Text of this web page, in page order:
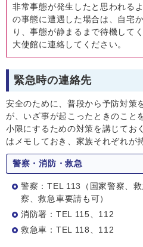
⾮常事態が発⽣したと思われる
の事態に遭遇した場合は、⾃宅
り、事態が静まるまで待機して
⼤使館に連絡してください。
緊急時の連絡先
安全のために、普段から予防対策
が、いざ事が起こったときのこと
小限にするための対策を講じてお
はメモしておき、家族それぞれが
警察・消防・救急
警察：TEL 113（国家警察、
察、救急⾞要請も可）
消防署：TEL 115、112
救急⾞：TEL 118、112